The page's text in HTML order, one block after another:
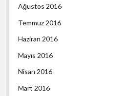
Ağustos 2016
Temmuz 2016
Haziran 2016
Mayıs 2016
Nisan 2016
Mart 2016